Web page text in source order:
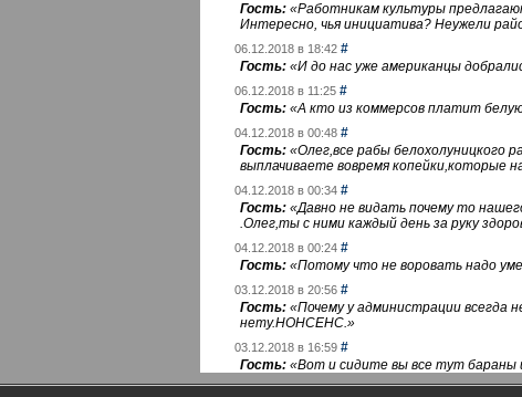
Гость: «Работникам культуры
Интересно, чья инициатива? Неужели
06.12.2018 в 18:42 #
Гость: «И до нас уже американцы
06.12.2018 в 11:25 #
Гость: «А кто из коммерсов платит
04.12.2018 в 00:48 #
Гость: «Олег,все рабы белохолуницкого
выплачиваете вовремя копейки,которые
04.12.2018 в 00:34 #
Гость: «Давно не видать почему то
.Олег,ты с ними каждый день за руку
04.12.2018 в 00:24 #
Гость: «Потому что не воровать надо
03.12.2018 в 20:56 #
Гость: «Почему у администрации всегда
нету.НОНСЕНС.»
03.12.2018 в 16:59 #
Гость: «Вот и сидите вы все тут бараны